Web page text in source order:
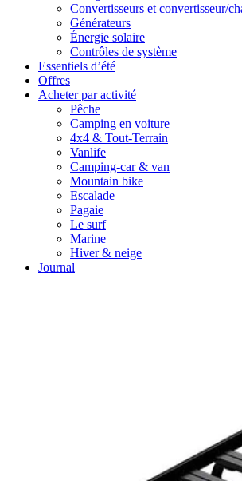
Convertisseurs et convertisseur/
Générateurs
Énergie solaire
Contrôles de système
Essentiels d’été
Offres
Acheter par activité
Pêche
Camping en voiture
4x4 & Tout-Terrain
Vanlife
Camping-car & van
Mountain bike
Escalade
Pagaie
Le surf
Marine
Hiver & neige
Journal